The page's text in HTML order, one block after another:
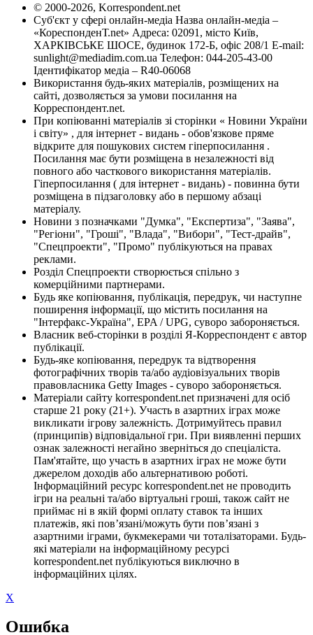
© 2000-2026, Korrespondent.net
Суб'єкт у сфері онлайн-медіа Назва онлайн-медіа –
«КореспонденТ.net» Адреса: 02091, місто Київ,
ХАРКІВСЬКЕ ШОСЕ, будинок 172-Б, офіс 208/1 E-mail:
sunlight@mediadim.com.ua Телефон: 044-205-43-00
Ідентифікатор медіа – R40-06068
Використання будь-яких матеріалів, розміщених на
сайті, дозволяється за умови посилання на
Корреспондент.net.
При копіюванні матеріалів зі сторінки « Новини України
і світу» , для інтернет - видань - обов'язкове пряме
відкрите для пошукових систем гіперпосилання .
Посилання має бути розміщена в незалежності від
повного або часткового використання матеріалів.
Гіперпосилання ( для інтернет - видань) - повинна бути
розміщена в підзаголовку або в першому абзаці
матеріалу.
Новини з позначками "Думка", "Експертиза", "Заява",
"Регіони", "Гроші", "Влада", "Вибори", "Тест-драйв",
"Спецпроекти", "Промо" публікуються на правах
реклами.
Розділ Спецпроекти створюється спільно з
комерційними партнерами.
Будь яке копіювання, публікація, передрук, чи наступне
поширення інформації, що містить посилання на
"Інтерфакс-Україна", EPA / UPG, суворо забороняється.
Власник веб-сторінки в розділі Я-Корреспондент є автор
публікації.
Будь-яке копіювання, передрук та відтворення
фотографічних творів та/або аудіовізуальних творів
правовласника Getty Images - суворо забороняється.
Матеріали сайту korrespondent.net призначені для осіб
старше 21 року (21+). Участь в азартних іграх може
викликати ігрову залежність. Дотримуйтесь правил
(принципів) відповідальної гри. При виявленні перших
ознак залежності негайно зверніться до спеціаліста.
Пам'ятайте, що участь в азартних іграх не може бути
джерелом доходів або альтернативою роботі.
Інформаційний ресурс korrespondent.net не проводить
ігри на реальні та/або віртуальні гроші, також сайт не
приймає ні в якій формі оплату ставок та інших
платежів, які пов’язані/можуть бути пов’язані з
азартними іграми, букмекерами чи тоталізаторами. Будь-
які матеріали на інформаційному ресурсі
korrespondent.net публікуються виключно в
інформаційних цілях.
X
Ошибка